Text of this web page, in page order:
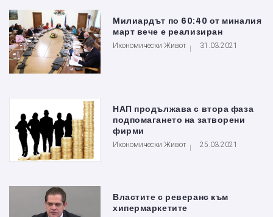
Милиардът по 60:40 от миналия
март вече е реализиран
Икономически Живот 31.03.2021
НАП продължава с втора фаза
подпомагането на затворени
фирми
Икономически Живот 25.03.2021
Властите с реверанс към
хипермаркетите